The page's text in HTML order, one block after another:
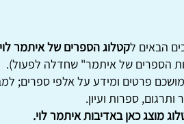
הבאים לקטלוג הספרים של איתמר לוי
הספרים של איתמר" שחדלה לפעול).
פרטים ומידע על אלפי ספרים;
ותרגום, ספרות ועיון.
מוצג כאן באדיבות איתמר לוי.